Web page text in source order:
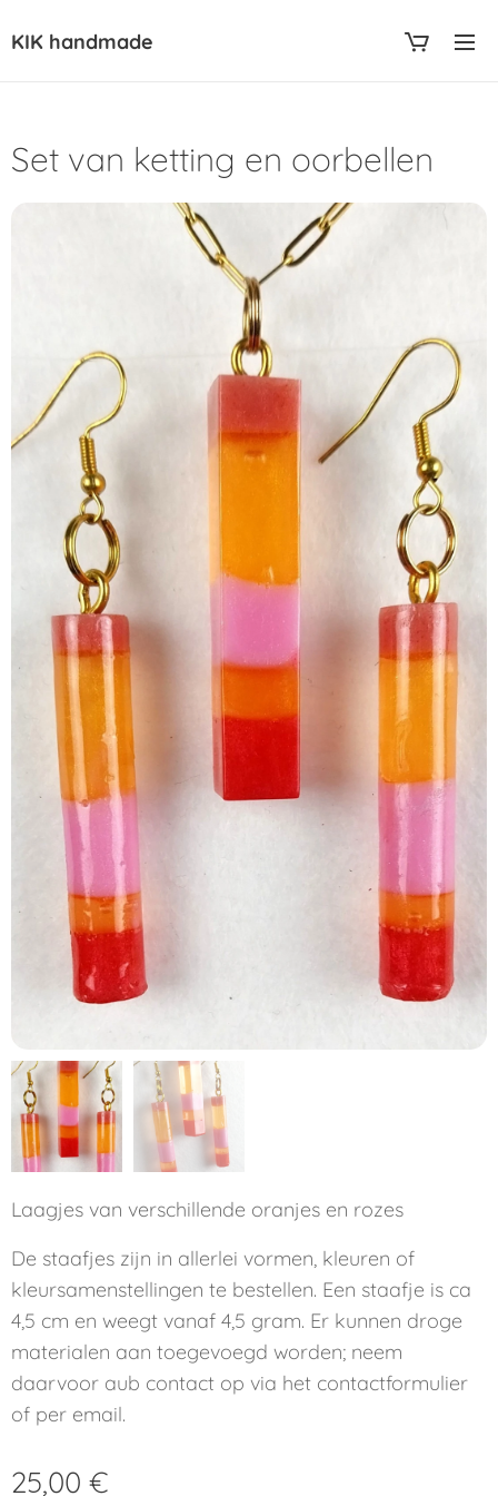
KIK handmade
Set van ketting en oorbellen
Laagjes van verschillende oranjes en rozes
De staafjes zijn in allerlei vormen, kleuren of
kleursamenstellingen te bestellen. Een staafje is ca
4,5 cm en weegt vanaf 4,5 gram. Er kunnen droge
materialen aan toegevoegd worden; neem
daarvoor aub contact op via het contactformulier
of per email.
25,00 €